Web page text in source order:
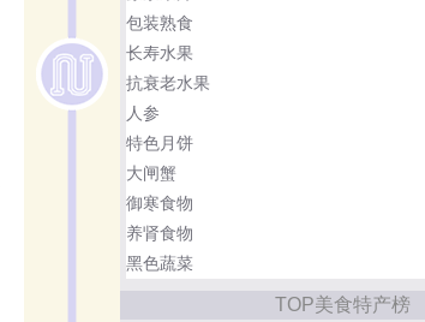
包装熟食
长寿水果
抗衰老水果
人参
特色月饼
大闸蟹
御寒食物
养肾食物
黑色蔬菜
TOP美食特产榜